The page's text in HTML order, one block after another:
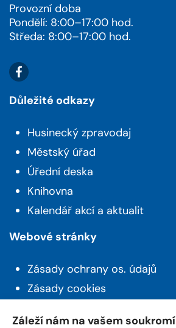
Záleží nám na vašem soukromí
Provozní doba
Pondělí: 8:00–17:00 hod.
Středa: 8:00–17:00 hod.
Důležité odkazy
Husinecký zpravodaj
Městský úřad
Úřední deska
Knihovna
Kalendář akcí a aktualit
Webové stránky
Zásady ochrany os. údajů
Zásady cookies